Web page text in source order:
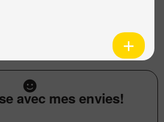
avec mes envies!